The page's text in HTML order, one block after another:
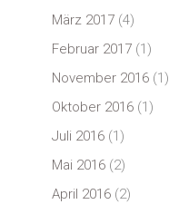
März 2017 (4)
Februar 2017 (1)
November 2016 (1)
Oktober 2016 (1)
Juli 2016 (1)
Mai 2016 (2)
April 2016 (2)